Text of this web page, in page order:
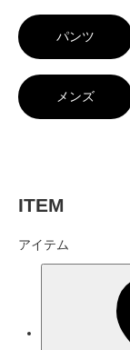
パンツ
メンズ
ITEM
アイテム